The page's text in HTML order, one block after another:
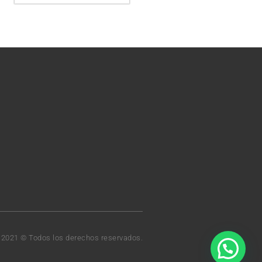
© Todos los derechos reservados.